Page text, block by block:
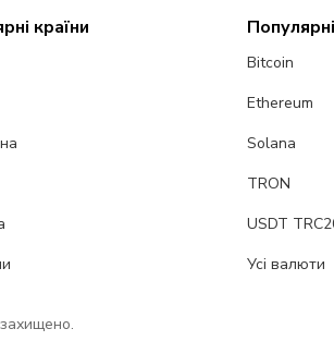
країни
Bitcoin
Ethereum
Solana
TRON
USDT
Усі валюти